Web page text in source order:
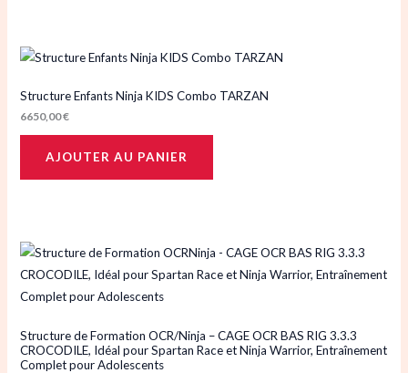
Structure Enfants Ninja KIDS Combo TARZAN
6650,00€
AJOUTER AU PANIER
Structure de Formation OCR/Ninja – CAGE OCR BAS RIG 3.3.3
CROCODILE, Idéal pour Spartan Race et Ninja Warrior, Entraînement
Complet pour Adolescents